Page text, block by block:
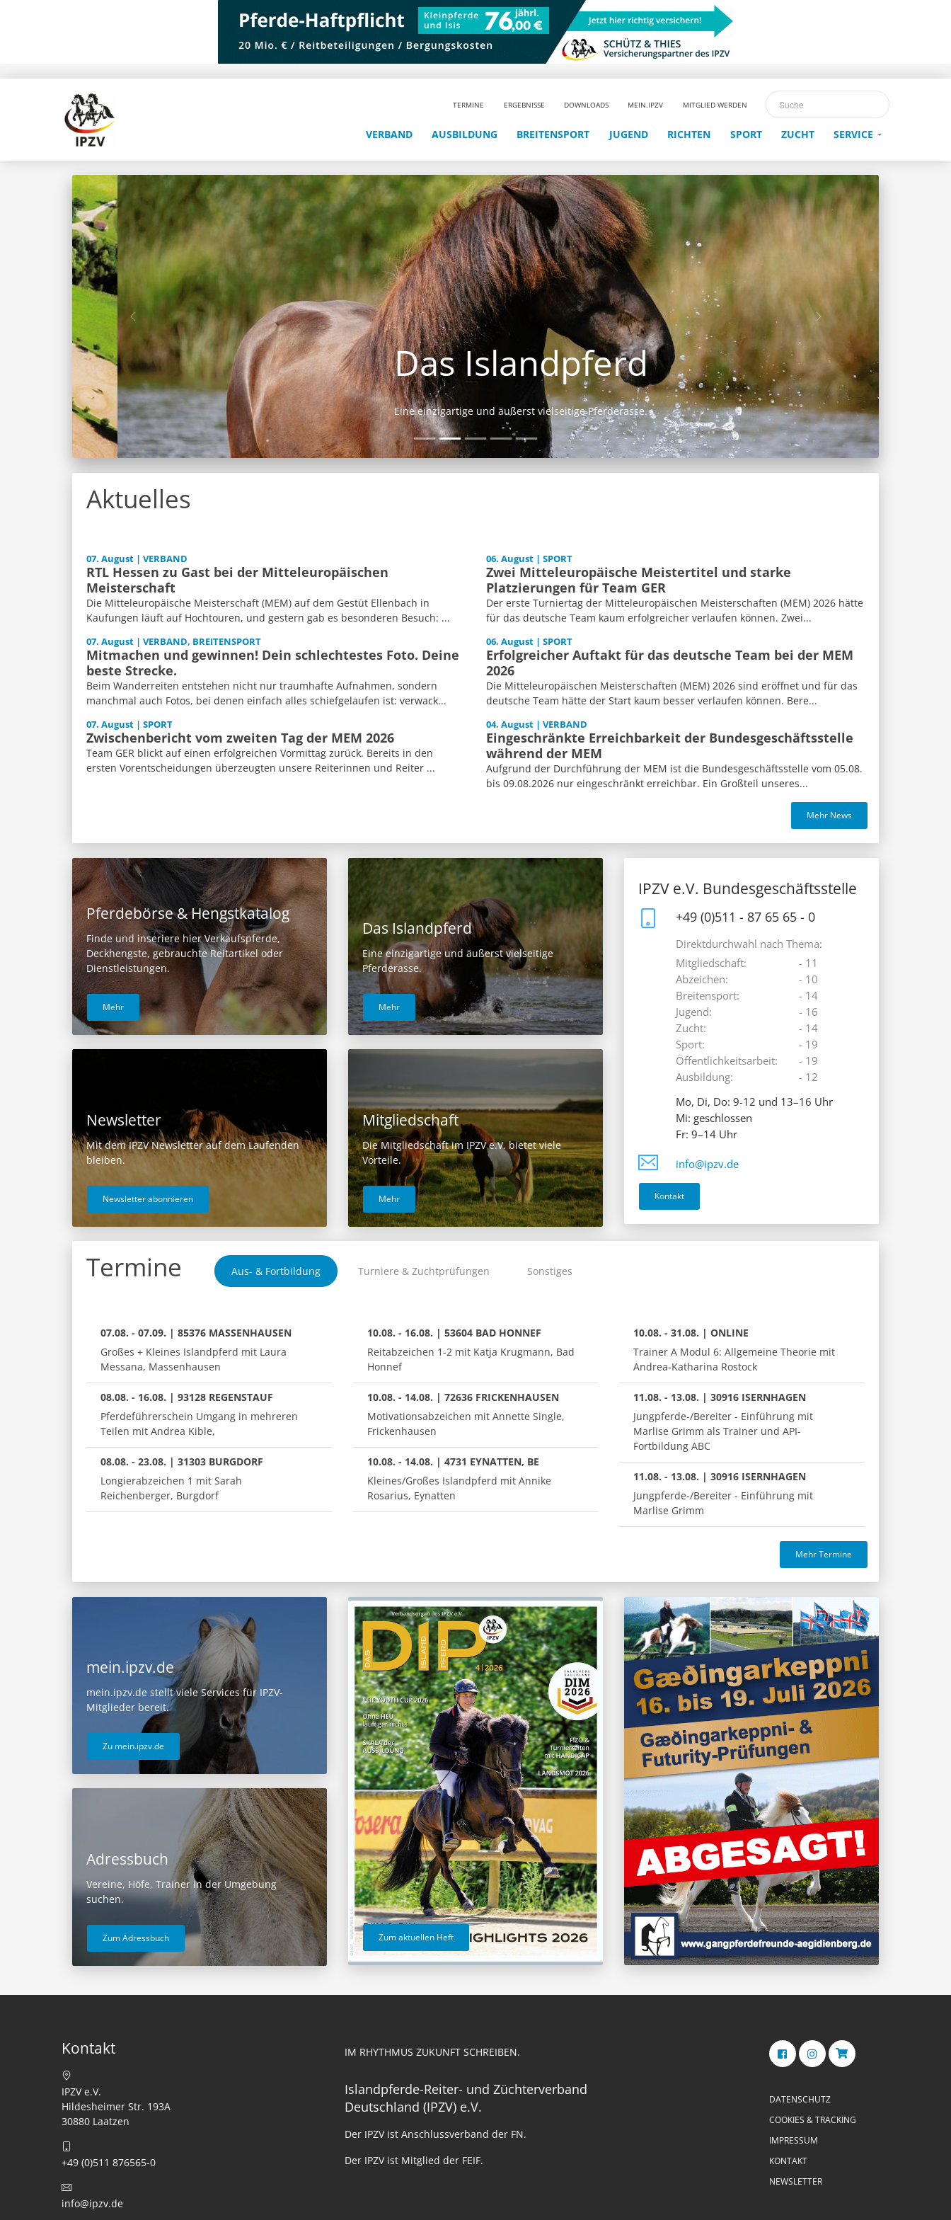
TERMINE ERGEBNISSE DOWNLOADS MEIN.IPZV MITGLIED WERDEN
VERBAND AUSBILDUNG BREITENSPORT JUGEND RICHTEN SPORT ZUCHT SERVICE
Das Islandpferd
Eine einzigartige und äußerst vielseitige Pferderasse.
Aktuelles
07. August | VERBAND
RTL Hessen zu Gast bei der Mitteleuropäischen
Meisterschaft
Die Mitteleuropäische Meisterschaft (MEM) auf dem Gestüt Ellenbach in
Kaufungen läuft auf Hochtouren, und gestern gab es besonderen Besuch: ...
07. August | VERBAND, BREITENSPORT
Mitmachen und gewinnen! Dein schlechtestes Foto. Deine
beste Strecke.
Beim Wanderreiten entstehen nicht nur traumhafte Aufnahmen, sondern
manchmal auch Fotos, bei denen einfach alles schiefgelaufen ist: verwack...
07. August | SPORT
Zwischenbericht vom zweiten Tag der MEM 2026
Team GER blickt auf einen erfolgreichen Vormittag zurück. Bereits in den
ersten Vorentscheidungen überzeugten unsere Reiterinnen und Reiter ...
06. August | SPORT
Zwei Mitteleuropäische Meistertitel und starke
Platzierungen für Team GER
Der erste Turniertag der Mitteleuropäischen Meisterschaften (MEM) 2026 hätte
für das deutsche Team kaum erfolgreicher verlaufen können. Zwei...
06. August | SPORT
Erfolgreicher Auftakt für das deutsche Team bei der MEM
2026
Die Mitteleuropäischen Meisterschaften (MEM) 2026 sind eröffnet und für das
deutsche Team hätte der Start kaum besser verlaufen können. Bere...
04. August | VERBAND
Eingeschränkte Erreichbarkeit der Bundesgeschäftsstelle
während der MEM
Aufgrund der Durchführung der MEM ist die Bundesgeschäftsstelle vom 05.08.
bis 09.08.2026 nur eingeschränkt erreichbar. Ein Großteil unseres...
Mehr News
Pferdebörse & Hengstkatalog
Finde und inseriere hier Verkaufspferde,
Deckhengste, gebrauchte Reitartikel oder
Dienstleistungen.
Mehr
Newsletter
Mit dem IPZV Newsletter auf dem Laufenden
bleiben.
Newsletter abonnieren
Das Islandpferd
Eine einzigartige und äußerst vielseitige
Pferderasse.
Mehr
Mitgliedschaft
Die Mitgliedschaft im IPZV e.V. bietet viele
Vorteile.
Mehr
IPZV e.V. Bundesgeschäftsstelle
+49 (0)511 - 87 65 65 - 0
Direktdurchwahl nach Thema:
Mitgliedschaft:
Abzeichen:
Breitensport:
Jugend:
Zucht:
Sport:
Öffentlichkeitsarbeit:
Ausbildung:
- 11
- 10
- 14
- 16
- 14
- 19
- 19
- 12
Mo, Di, Do: 9-12 und 13–16 Uhr
Mi: geschlossen
Fr: 9–14 Uhr
info@ipzv.de
Kontakt
Termine Aus- & Fortbildung Turniere & Zuchtprüfungen Sonstiges
07.08. - 07.09. | 85376 MASSENHAUSEN
Großes + Kleines Islandpferd mit Laura
Messana, Massenhausen
08.08. - 16.08. | 93128 REGENSTAUF
Pferdeführerschein Umgang in mehreren
Teilen mit Andrea Kible,
08.08. - 23.08. | 31303 BURGDORF
Longierabzeichen 1 mit Sarah
Reichenberger, Burgdorf
10.08. - 16.08. | 53604 BAD HONNEF
Reitabzeichen 1-2 mit Katja Krugmann, Bad
Honnef
10.08. - 14.08. | 72636 FRICKENHAUSEN
Motivationsabzeichen mit Annette Single,
Frickenhausen
10.08. - 14.08. | 4731 EYNATTEN, BE
Kleines/Großes Islandpferd mit Annike
Rosarius, Eynatten
10.08. - 31.08. | ONLINE
Trainer A Modul 6: Allgemeine Theorie mit
Andrea-Katharina Rostock
11.08. - 13.08. | 30916 ISERNHAGEN
Jungpferde-/Bereiter - Einführung mit
Marlise Grimm als Trainer und API-
Fortbildung ABC
11.08. - 13.08. | 30916 ISERNHAGEN
Jungpferde-/Bereiter - Einführung mit
Marlise Grimm
Mehr Termine
mein.ipzv.de
mein.ipzv.de stellt viele Services für IPZV-
Mitglieder bereit.
Zu mein.ipzv.de
Adressbuch
Vereine, Höfe, Trainer in der Umgebung
suchen.
Zum Adressbuch Zum aktuellen Heft
Kontakt
IPZV e.V.
Hildesheimer Str. 193A
30880 Laatzen
+49 (0)511 876565-0
info@ipzv.de
IM RHYTHMUS ZUKUNFT SCHREIBEN.
Islandpferde-Reiter- und Züchterverband
Deutschland (IPZV) e.V.
Der IPZV ist Anschlussverband der FN.
Der IPZV ist Mitglied der FEIF.
DATENSCHUTZ
COOKIES & TRACKING
IMPRESSUM
KONTAKT
NEWSLETTER